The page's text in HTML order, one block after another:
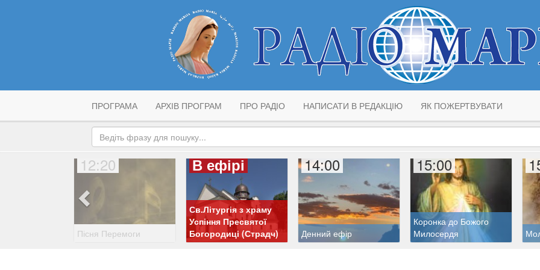
ПРОГРАМА АРХІВ ПРОГРАМ ПРО РАДІО НАПИСАТИ В РЕДАКЦІЮ ЯК ПОЖЕРТВУВАТИ
12:20
Пісня Перемоги
В ефірі
Св.Літургія з храму
Успіння Пресвятої
Богородиці (Страдч)
14:00
Денний ефір
15:00
Коронка до Божого
Милосердя